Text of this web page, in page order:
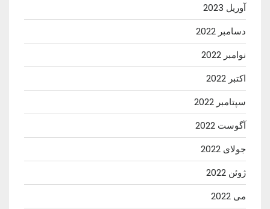
آوریل 2023
دسامبر 2022
نوامبر 2022
اکتبر 2022
سپتامبر 2022
آگوست 2022
جولای 2022
ژوئن 2022
می 2022